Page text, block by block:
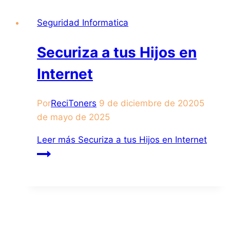
Seguridad Informatica
Securiza a tus Hijos en
Internet
PorReciToners 9 de diciembre de 20205
de mayo de 2025
Leer más Securiza a tus Hijos en Internet